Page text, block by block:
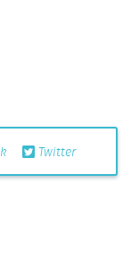
Twitter